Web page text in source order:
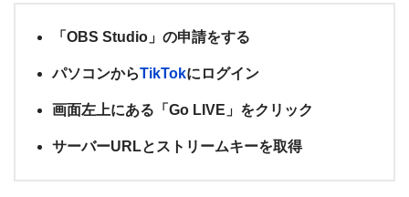
「OBS Studio」の申請をする
パソコンからTikTokにログイン
画面左上にある「Go LIVE」をクリック
サーバーURLとストリームキーを取得